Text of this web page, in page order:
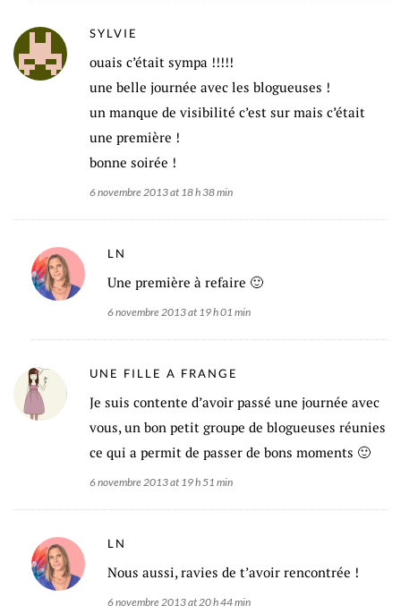
SYLVIE
ouais c’était sympa !!!!!
une belle journée avec les blogueuses !
un manque de visibilité c’est sur mais c’était
une première !
bonne soirée !
6 novembre 2013 at 18 h 38 min
LN
Une première à refaire 🙂
6 novembre 2013 at 19 h 01 min
UNE FILLE A FRANGE
Je suis contente d’avoir passé une journée avec
vous, un bon petit groupe de blogueuses réunies
ce qui a permit de passer de bons moments 🙂
6 novembre 2013 at 19 h 51 min
LN
Nous aussi, ravies de t’avoir rencontrée !
6 novembre 2013 at 20 h 44 min